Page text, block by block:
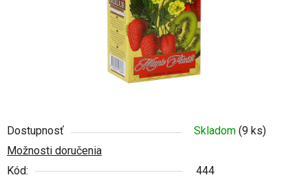
Dostupnosť Skladom (9 ks)
Možnosti doručenia
Kód:
444